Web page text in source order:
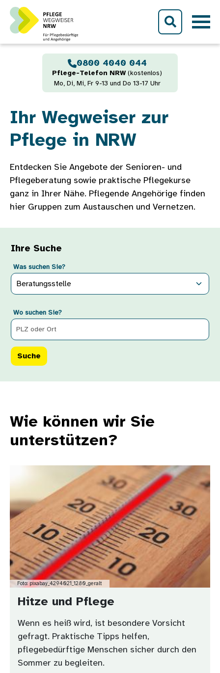
Direkt zum Inhalt
0800 4040 044
Pflege-Telefon NRW (kostenlos)
Mo, Di, Mi, Fr 9-13 und Do 13-17 Uhr
Ihr Wegweiser zur
Pflege in NRW
Entdecken Sie Angebote der Senioren- und
Pflegeberatung sowie praktische Pflegekurse
ganz in Ihrer Nähe. Pflegende Angehörige finden
hier Gruppen zum Austauschen und Vernetzen.
Ihre Suche
Was suchen Sie?
Wo suchen Sie?
Wie können wir Sie
unterstützen?
Foto: pixabay_4294021_1280_geralt
Hitze und Pflege
Wenn es heiß wird, ist besondere Vorsicht
gefragt. Praktische Tipps helfen,
pflegebedürftige Menschen sicher durch den
Sommer zu begleiten.